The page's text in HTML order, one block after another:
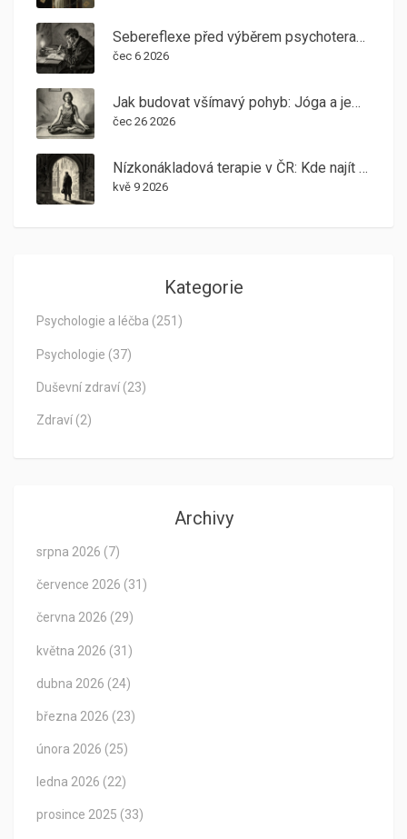
Sebereflexe před výběrem psychoterapeuta: Jak si ušetřit čas, peníze a bolest
čec 6 2026
Jak budovat všímavý pohyb: Jóga a jemné cvičení v uzdravování poruch příjmu potravy
čec 26 2026
Nízkonákladová terapie v ČR: Kde najít pomoc charitativních organizací
kvě 9 2026
Kategorie
Psychologie a léčba (251)
Psychologie (37)
Duševní zdraví (23)
Zdraví (2)
Archivy
srpna 2026 (7)
července 2026 (31)
června 2026 (29)
května 2026 (31)
dubna 2026 (24)
března 2026 (23)
února 2026 (25)
ledna 2026 (22)
prosince 2025 (33)